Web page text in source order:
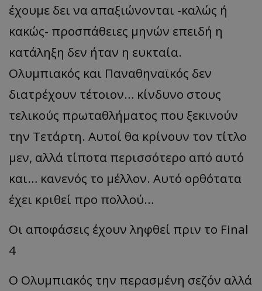
έχουμε δει να απαξιώνονται -καλώς ή
κακώς- προσπάθειες μηνών επειδή η
κατάληξη δεν ήταν η ευκταία.
Ολυμπιακός και Παναθηναϊκός δεν
διατρέχουν τέτοιον… κίνδυνο στους
τελικούς πρωταθλήματος που ξεκινούν
την Τετάρτη. Αυτοί θα κρίνουν τον τίτλο
μεν, αλλά τίποτα περισσότερο από αυτό
και… κανενός το μέλλον. Αυτό ορθότατα
έχει κριθεί προ πολλού…
Οι αποφάσεις έχουν ληφθεί πριν το Final
4
Ο Ολυμπιακός την περασμένη σεζόν αλλά